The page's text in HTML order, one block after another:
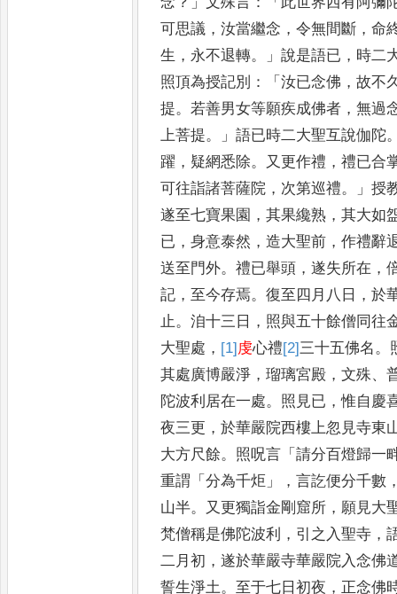
可思議 ，汝當繼念 ，令無間斷 ，命
生 ， 永不退轉。」說是語已 ， 時二
照頂為授記別 ：「汝已念佛 ，故不
提。若善男女等願疾成佛者 ，無過
上菩提。」語已時二大聖互說伽 陀
躍 ， 疑網悉除。 又更作禮 ，禮已合
可往詣諸菩薩院 ， 次第巡禮。」授
遂至七寶果園 ，其果纔熟 ，其大如
已 ，身意泰然 ，造大聖前 ，作禮辭
送至門外。禮已舉頭 ，遂失所在 ，
記 ， 至今存焉。復至四月八日 ，於
止。洎十三日 ， 照與五十餘僧同往
大聖處 ， [1] 虔心禮[2]三十五佛名。
其處廣博嚴淨 ，瑠璃宮殿 ，文殊、
陀波利居在一處。 照見已 ，惟自慶
夜三更 ，於華嚴院西樓上忽見寺東
大方尺餘。 照呪言 「請分百燈歸一
重謂 「分為千炬 」，言訖便分千數
山半。 又更獨詣金剛窟所 ， 願見大
梵僧稱是佛陀波利 ， 引之入聖寺 ，
二月初 ，遂於華嚴寺華嚴院入念佛
誓生淨土。 至于七日初夜 ， 正念佛